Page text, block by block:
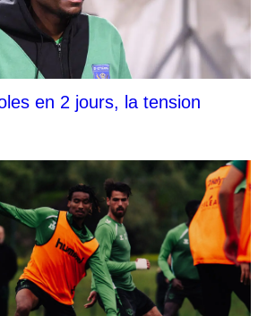
en 2 jours, la tension